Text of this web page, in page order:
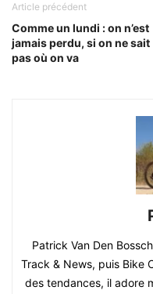
Article précédent
Comme un lundi : on n’est
jamais perdu, si on ne sait
pas où on va
Patrick Van Den
Track & News, puis Bike
des tendances, il adore